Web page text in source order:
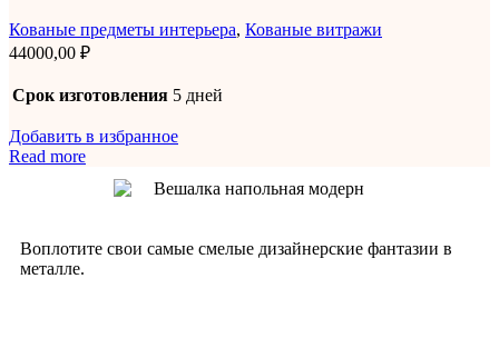
Кованые предметы интерьера, Кованые витражи
44000,00 ₽
Срок изготовления 5 дней
Добавить в избранное
Read more
Воплотите свои самые смелые дизайнерские фантазии в
металле.